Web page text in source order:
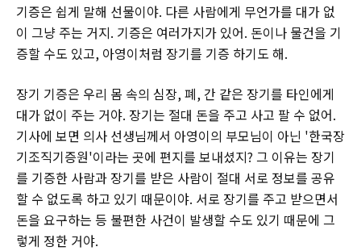
기증은 쉽게 말해 선물이야. 다른 사람에게 무언가를 대가 없
이 그냥 주는 거지. 기증은 여러가지가 있어. 돈이나 물건을 기
증할 수도 있고, 아영이처럼 장기를 기증 하기도 해.
장기 기증은 우리 몸 속의 심장, 폐, 간 같은 장기를 타인에게
대가 없이 주는 거야. 장기는 절대 돈을 주고 사고 팔 수 없어.
기사에 보면 의사 선생님께서 아영이의 부모님이 아닌 '한국장
기조직기증원'이라는 곳에 편지를 보내셨지? 그 이유는 장기
를 기증한 사람과 장기를 받은 사람이 절대 서로 정보를 공유
할 수 없도록 하고 있기 때문이야. 서로 장기를 주고 받으면서
돈을 요구하는 등 불편한 사건이 발생할 수도 있기 때문에 그
렇게 정한 거야.